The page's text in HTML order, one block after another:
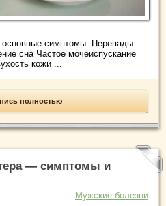
симптомы: Перепады
сна Частое мочеиспускание
кожи ...
полностью
— симптомы и
Мужские болезни